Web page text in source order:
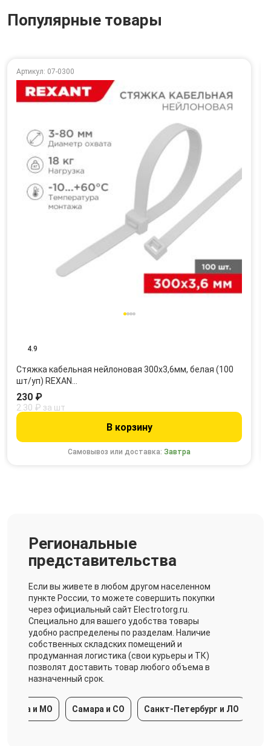
Популярные товары
Артикул: 07-0300
4.9
Стяжка кабельная нейлоновая 300x3,6мм, белая (100
шт/уп) REXAN…
Самовывоз или доставка:Завтра
230 ₽
2.30 ₽ за шт
В корзину
Региональные
представительства
Если вы живете в любом другом населенном
пункте России, то можете совершить покупки
через официальный сайт Electrotorg.ru.
Специально для вашего удобства товары
удобно распределены по разделам. Наличие
собственных складских помещений и
продуманная логистика (свои курьеры и ТК)
позволят доставить товар любого объема в
назначенный срок.
и МО Самара и СО Санкт-Петербург и ЛО